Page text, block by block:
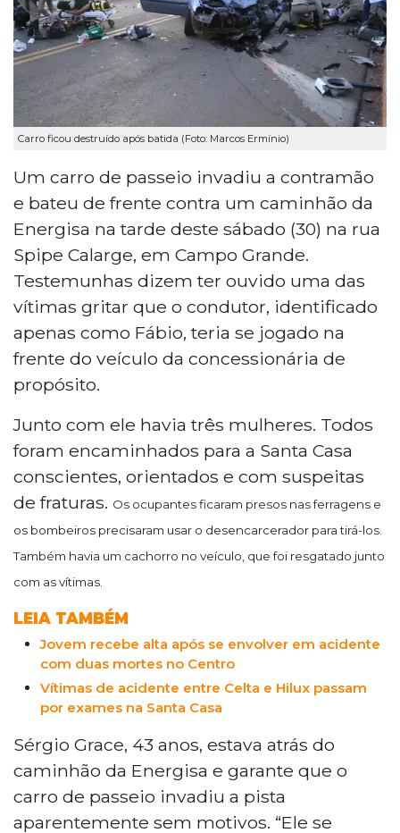
Carro ficou destruído após batida (Foto: Marcos Ermínio)
Um carro de passeio invadiu a contramão
e bateu de frente contra um caminhão da
Energisa na tarde deste sábado (30) na rua
Spipe Calarge, em Campo Grande.
Testemunhas dizem ter ouvido uma das
vítimas gritar que o condutor, identificado
apenas como Fábio, teria se jogado na
frente do veículo da concessionária de
propósito.
Junto com ele havia três mulheres. Todos
foram encaminhados para a Santa Casa
conscientes, orientados e com suspeitas
de fraturas. Os ocupantes ficaram presos nas ferragens e
os bombeiros precisaram usar o desencarcerador para tirá-los.
Também havia um cachorro no veículo, que foi resgatado junto
com as vítimas.
LEIA TAMBÉM
Jovem recebe alta após se envolver em acidente
com duas mortes no Centro
Vítimas de acidente entre Celta e Hilux passam
por exames na Santa Casa
Sérgio Grace, 43 anos, estava atrás do
caminhão da Energisa e garante que o
carro de passeio invadiu a pista
aparentemente sem motivos. “Ele se